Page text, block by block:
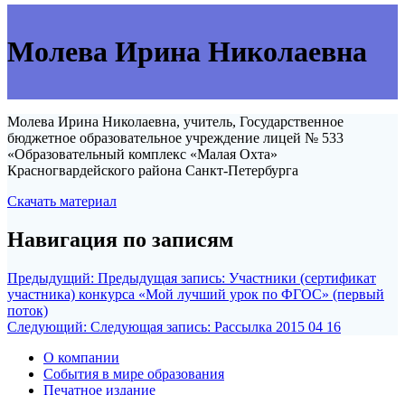
Молева Ирина Николаевна
Молева Ирина Николаевна, учитель, Государственное
бюджетное образовательное учреждение лицей № 533
«Образовательный комплекс «Малая Охта»
Красногвардейского района Санкт-Петербурга
Скачать материал
Навигация по записям
Предыдущий: Предыдущая запись: Участники (сертификат
участника) конкурса «Мой лучший урок по ФГОС» (первый
поток)
Следующий: Следующая запись: Рассылка 2015 04 16
О компании
События в мире образования
Печатное издание